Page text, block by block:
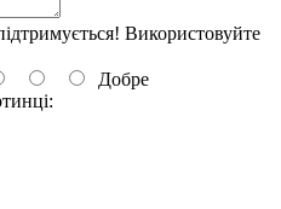
Використовуйте
Добре